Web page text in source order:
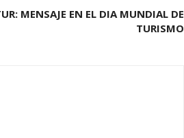
MENSAJE EN EL DIA MUNDIAL DE
TURISMO